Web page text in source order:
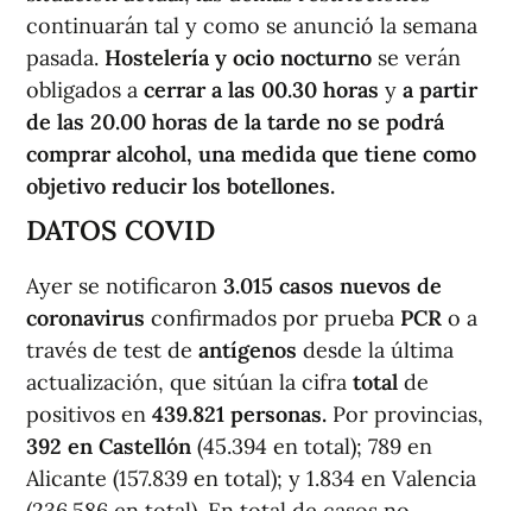
continuarán tal y como se anunció la semana
pasada. Hostelería y ocio nocturno se verán
obligados a cerrar a las 00.30 horas y a partir
de las 20.00 horas de la tarde no se podrá
comprar alcohol, una medida que tiene como
objetivo reducir los botellones.
DATOS COVID
Ayer se notificaron 3.015 casos nuevos de
coronavirus confirmados por prueba PCR o a
través de test de antígenos desde la última
actualización, que sitúan la cifra total de
positivos en 439.821 personas. Por provincias,
392 en Castellón (45.394 en total); 789 en
Alicante (157.839 en total); y 1.834 en Valencia